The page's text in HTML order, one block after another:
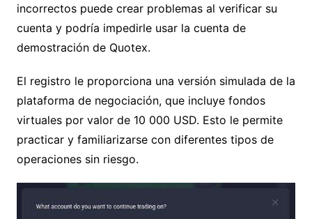
incorrectos puede crear problemas al verificar su
cuenta y podría impedirle usar la cuenta de
demostración de Quotex.
El registro le proporciona una versión simulada de la
plataforma de negociación, que incluye fondos
virtuales por valor de 10 000 USD. Esto le permite
practicar y familiarizarse con diferentes tipos de
operaciones sin riesgo.